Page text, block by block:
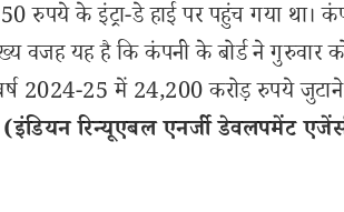
रुपये के इंट्रा-डे हाई पर पहुंच गया था।
वजह यह है कि कंपनी के बोर्ड ने गुरुवार
2024-25 में 24,200 करोड़ रुपये
(इंडियन रिन्यूएबल एनर्जी डेवलपमेंट